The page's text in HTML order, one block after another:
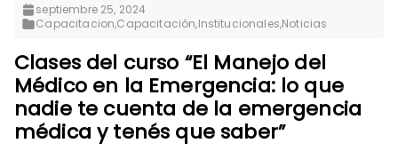
septiembre 25, 2024
Capacitacion,Capacitación,Institucionales,Noticias
Clases del curso “El Manejo del
Médico en la Emergencia: lo que
nadie te cuenta de la emergencia
médica y tenés que saber”